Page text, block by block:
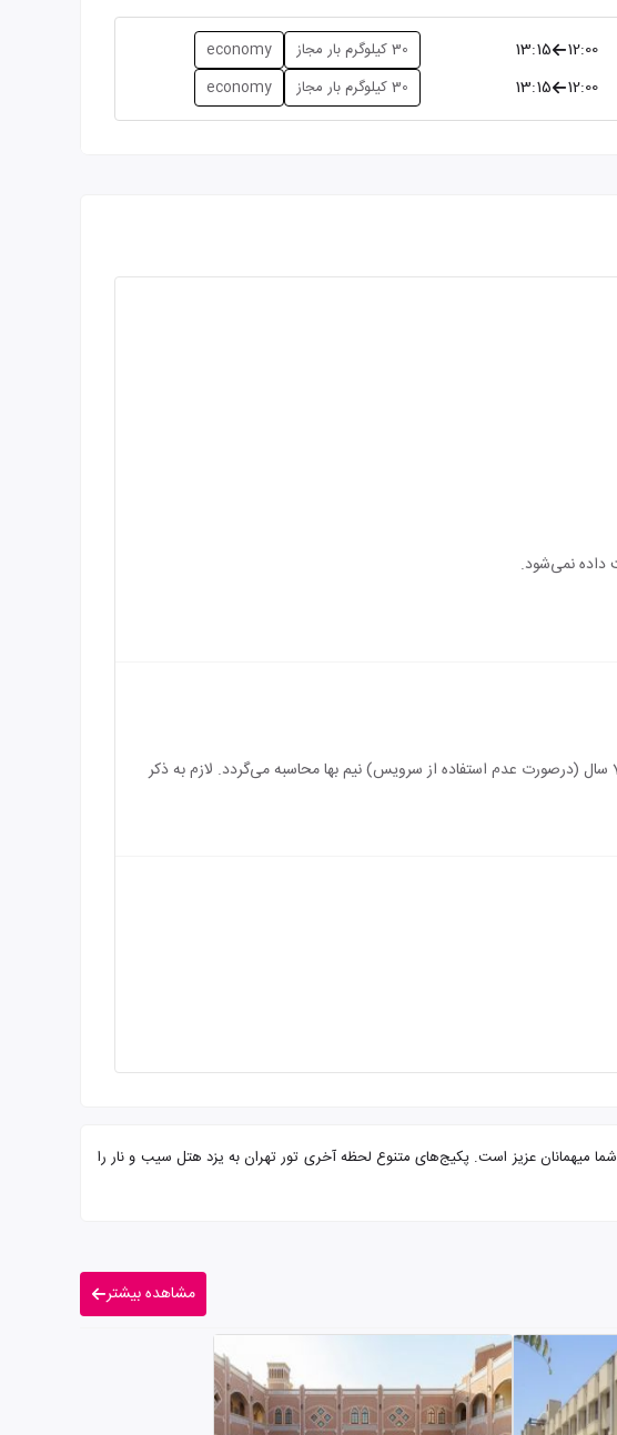
12:00
13:15 30 کیلوگرم بار مجاز economy
12:00
13:15 30 کیلوگرم بار مجاز economy
داده نمی‌شود.
اقامت کودک زیر 3 سال (درصورت عدم استفاده از سرویس) رایگان می‌باشد و بازه سنی برای اقامت کودک بین 3 الی 7 سال (درصورت عدم استفاده از سرویس) نیم بها محاسبه می‌گردد. لازم به ذکر
و پرسنلی مجرب آماده پذیرایی از شما میهمانان عزیز است. پکیج‌های متنوع لحظه آخری تور تهران به یزد هتل سیب و نار را
مشاهده بیشتر